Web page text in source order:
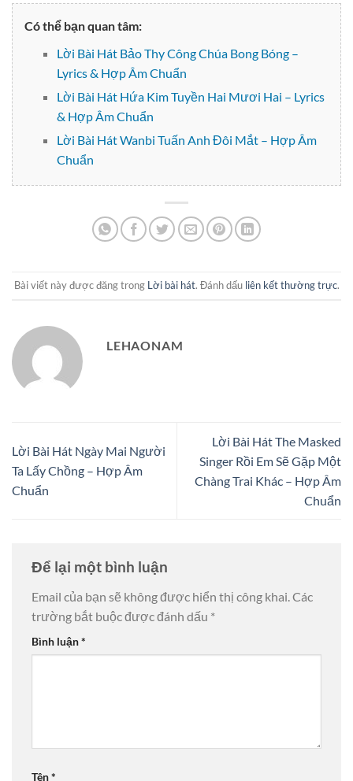
Có thể bạn quan tâm:
Lời Bài Hát Bảo Thy Công Chúa Bong Bóng –
Lyrics & Hợp Âm Chuẩn
Lời Bài Hát Hứa Kim Tuyền Hai Mươi Hai – Lyrics
& Hợp Âm Chuẩn
Lời Bài Hát Wanbi Tuấn Anh Đôi Mắt – Hợp Âm
Chuẩn
Bài viết này được đăng trong Lời bài hát. Đánh dấu liên kết thường trực.
LEHAONAM
Lời Bài Hát Ngày Mai Người
Ta Lấy Chồng – Hợp Âm
Chuẩn
Lời Bài Hát The Masked
Singer Rồi Em Sẽ Gặp Một
Chàng Trai Khác – Hợp Âm
Chuẩn
Để lại một bình luận
Email của bạn sẽ không được hiển thị công khai. Các
trường bắt buộc được đánh dấu *
Bình luận*
Tên*